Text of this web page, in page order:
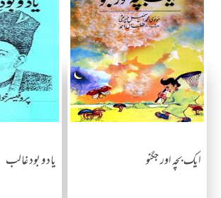
ایک بچہ اور جگنو یاد و بود غالب